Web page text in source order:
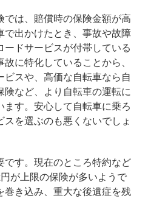
では、賠償時の保険金額が高
で出かけたとき、事故や故障
ードサービスが付帯している
に特化していることから、
ビスや、高価な自転車なら自
険など、より自転車の運転に
す。安心して自転車に乗ろ
スを選ぶのも悪くないでしょ
です。現在のところ特約など
が上限の保険が多いようで
巻き込み、重大な後遺症を残